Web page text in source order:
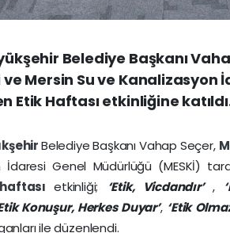
Belediye Başkanı
Mersin Su ve
Etik Haftası etkinliğine
Belediye Başkanı Vahap Seçer,
İdaresi Genel Müdürlüğü (MESKİ)
etkinliği; ‘Etik, Vicdandır’ ,
Konuşur, Herkes Duyar’, ‘Etik
ile düzenlendi.